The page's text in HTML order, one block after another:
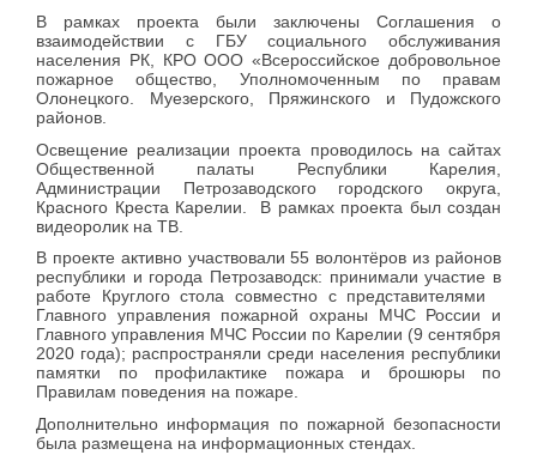
В рамках проекта были заключены Соглашения о
взаимодействии с ГБУ социального обслуживания
населения РК, КРО ООО «Всероссийское добровольное
пожарное общество, Уполномоченным по правам
Олонецкого. Муезерского, Пряжинского и Пудожского
районов.
Освещение реализации проекта проводилось на сайтах
Общественной палаты Республики Карелия,
Администрации Петрозаводского городского округа,
Красного Креста Карелии. В рамках проекта был создан
видеоролик на ТВ.
В проекте активно участвовали 55 волонтёров из районов
республики и города Петрозаводск: принимали участие в
работе Круглого стола совместно с представителями
Главного управления пожарной охраны МЧС России и
Главного управления МЧС России по Карелии (9 сентября
2020 года); распространяли среди населения республики
памятки по профилактике пожара и брошюры по
Правилам поведения на пожаре.
Дополнительно информация по пожарной безопасности
была размещена на информационных стендах.